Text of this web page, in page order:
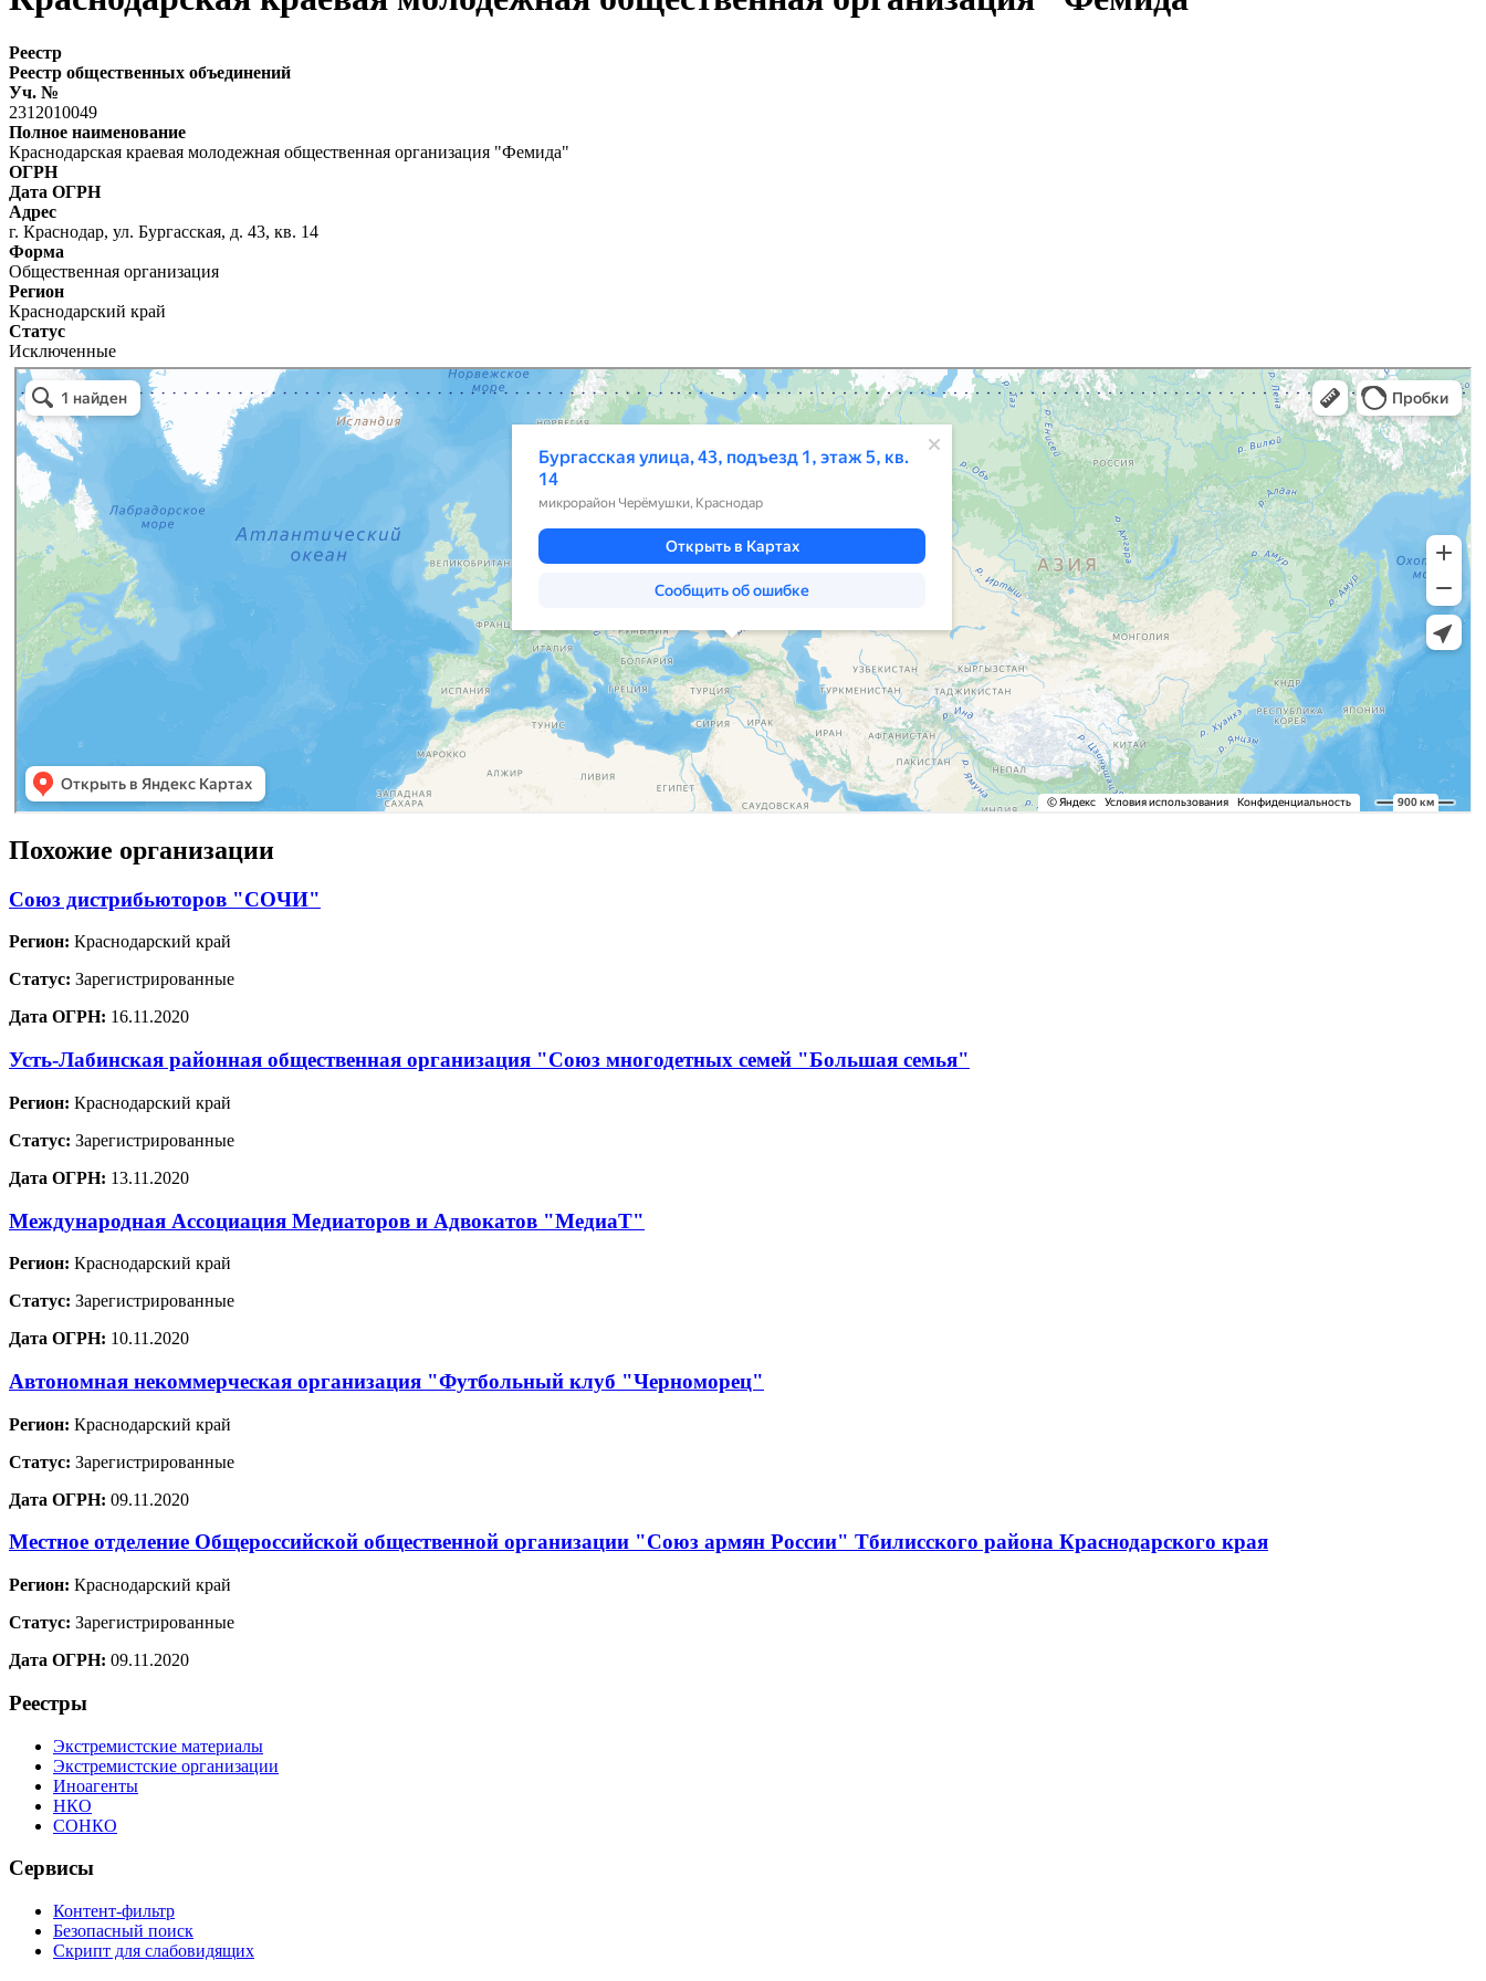
Реестр
Реестр общественных объединений
Уч. №
2312010049
Полное наименование
Краснодарская краевая молодежная общественная организация "Фемида"
ОГРН
Дата ОГРН
Адрес
г. Краснодар, ул. Бургасская, д. 43, кв. 14
Форма
Общественная организация
Регион
Краснодарский край
Статус
Исключенные
Похожие организации
Союз дистрибьюторов "СОЧИ"
Регион: Краснодарский край
Статус: Зарегистрированные
Дата ОГРН: 16.11.2020
Усть-Лабинская районная общественная организация "Союз многодетных семей "Большая семья"
Регион: Краснодарский край
Статус: Зарегистрированные
Дата ОГРН: 13.11.2020
Международная Ассоциация Медиаторов и Адвокатов "МедиаТ"
Регион: Краснодарский край
Статус: Зарегистрированные
Дата ОГРН: 10.11.2020
Автономная некоммерческая организация "Футбольный клуб "Черноморец"
Регион: Краснодарский край
Статус: Зарегистрированные
Дата ОГРН: 09.11.2020
Местное отделение Общероссийской общественной организации "Союз армян России" Тбилисского района Краснодарского края
Регион: Краснодарский край
Статус: Зарегистрированные
Дата ОГРН: 09.11.2020
Реестры
Экстремистские материалы
Экстремистские организации
Иноагенты
НКО
СОНКО
Сервисы
Контент-фильтр
Безопасный поиск
Скрипт для слабовидящих